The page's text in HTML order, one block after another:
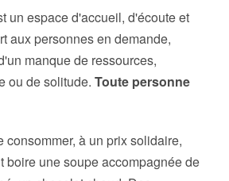
un espace d'accueil, d'écoute et
aux personnes en demande,
manque de ressources,
ou de solitude. Toute personne
consommer, à un prix solidaire,
boire une soupe accompagnée de